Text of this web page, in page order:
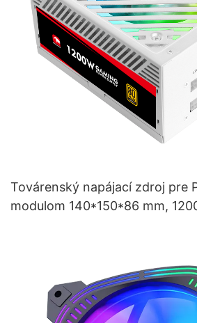
Továrenský napájací zdroj pre
modulom 140*150*86 mm,